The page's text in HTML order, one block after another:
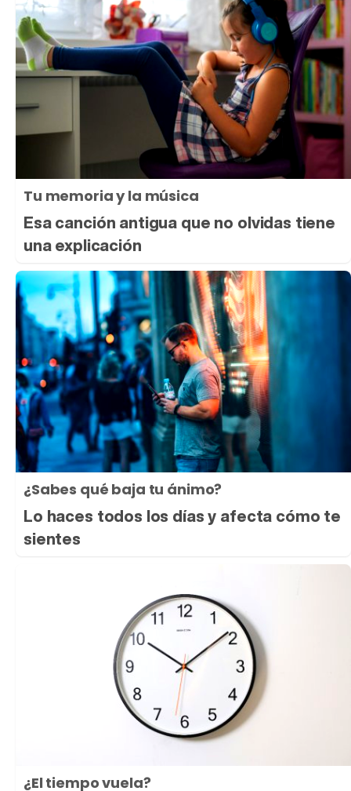
Tu memoria y la música
Esa canción antigua que no olvidas tiene
una explicación
¿Sabes qué baja tu ánimo?
Lo haces todos los días y afecta cómo te
sientes
¿El tiempo vuela?